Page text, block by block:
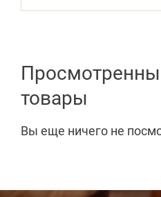
товары
Вы еще ничего не